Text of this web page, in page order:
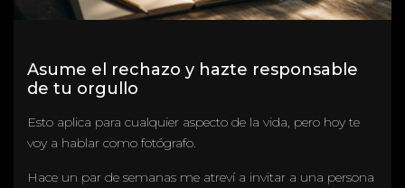
Asume el rechazo y hazte responsable
de tu orgullo
Esto aplica para cualquier aspecto de la vida, pero hoy te
voy a hablar como fotógrafo.
Hace un par de semanas me atreví a invitar a una persona